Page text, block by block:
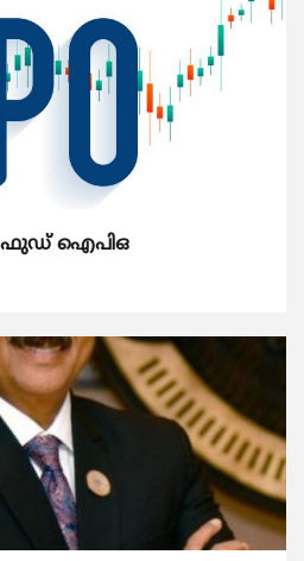
ഫുഡ് ഐപിഒ